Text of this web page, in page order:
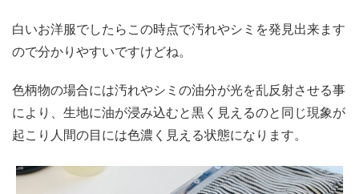
白いお洋服でしたらこの時点で汚れやシミを発見出来ます
ので分かりやすいですけどね。
色柄物の場合には汚れやシミの油分が光を乱反射させる事
により、生地に油が浸み込むと黒く見えるのと同じ現象が
起こり人間の目には色濃く見える状態になります。